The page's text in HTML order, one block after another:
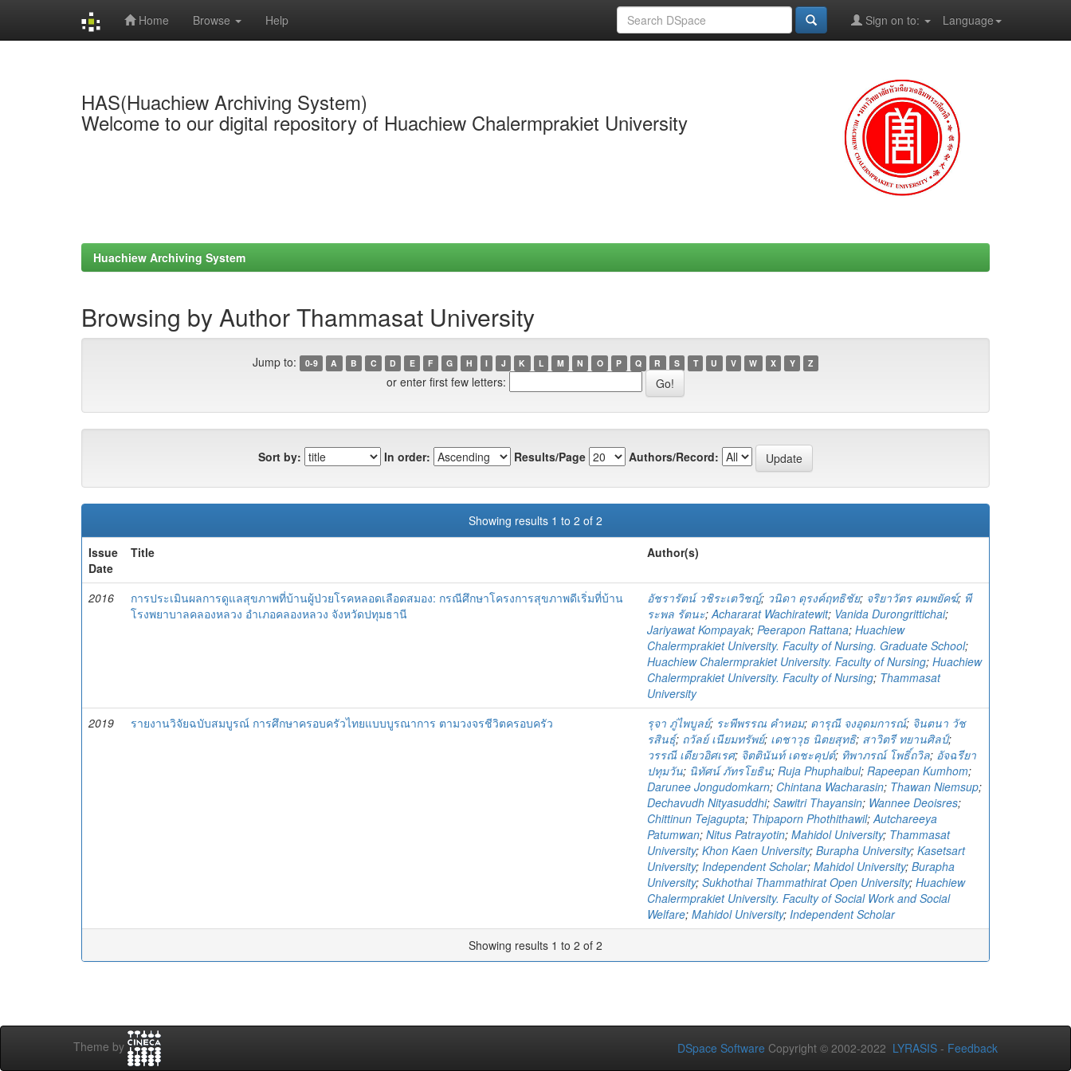
Home Browse Help Language
Sign on to:
HAS(Huachiew Archiving System)
Welcome to our digital repository of Huachiew Chalermprakiet University
Huachiew Archiving System
Browsing by Author Thammasat University
Jump to: 0-9 A B C D E F G H I J K L M N O P Q R S T U V W X Y Z
or enter first few letters:
Sort by: In order: Results/Page Authors/Record:
Showing results 1 to 2 of 2
Issue
Date
Title Author(s)
2016
การประเมินผลการดูแลสุขภาพที่บ้านผู้ป่วยโรคหลอดเลือดสมอง: กรณีศึกษาโครงการสุขภาพดีเริ่มที่บ้าน
โรงพยาบาลคลองหลวง อำเภอคลองหลวง จังหวัดปทุมธานี
อัชรารัตน์ วชิระเตวิชญ์; วนิดา ดุรงค์ฤทธิชัย; จริยาวัตร คมพยัคฆ์; พี
ระพล รัตนะ;Achararat Wachiratewit; Vanida Durongrittichai;
Jariyawat Kompayak; Peerapon Rattana; Huachiew
Chalermprakiet University. Faculty of Nursing. Graduate School;
Huachiew Chalermprakiet University. Faculty of Nursing; Huachiew
Chalermprakiet University. Faculty of Nursing; Thammasat
University
2019
รายงานวิจัยฉบับสมบูรณ์ การศึกษาครอบครัวไทยแบบบูรณาการ ตามวงจรชีวิตครอบครัว รุจา ภู่ไพบูลย์; ระพีพรรณ คำหอม; ดารุณี จงอุดมการณ์; จินตนา วัช
รสินธุ์; ถวัลย์ เนียมทรัพย์; เดชาวุธ นิตยสุทธิ; สาวิตรี ทยานศิลป์;
วรรณี เดียวอิศเรศ; จิตตินันท์ เดชะคุปต์; ทิพาภรณ์ โพธิ์ถวิล; อัจฉรียา
ปทุมวัน; นิทัศน์ ภัทรโยธิน; Ruja Phuphaibul; Rapeepan Kumhom;
Darunee Jongudomkarn; Chintana Wacharasin; Thawan Niemsup;
Dechavudh Nityasuddhi; Sawitri Thayansin; Wannee Deoisres;
Chittinun Tejagupta; Thipaporn Phothithawil;Autchareeya
Patumwan; Nitus Patrayotin; Mahidol University; Thammasat
University; Khon Kaen University; Burapha University; Kasetsart
University; Independent Scholar; Mahidol University; Burapha
University; Sukhothai Thammathirat Open University; Huachiew
Chalermprakiet University. Faculty of Social Work and Social
Welfare; Mahidol University; Independent Scholar
Showing results 1 to 2 of 2
Theme by DSpace Software Copyright © 2002-2022 LYRASIS - Feedback